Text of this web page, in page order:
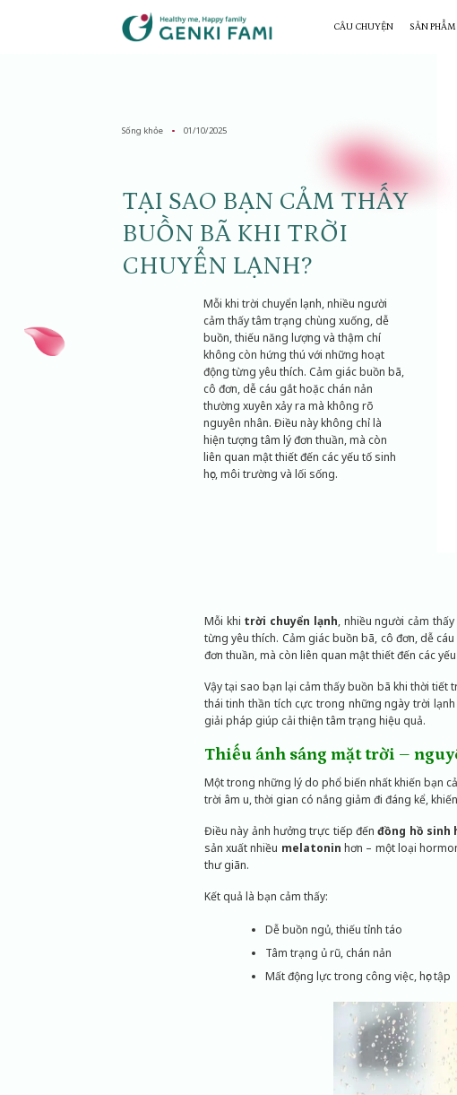
CÂU CHUYỆN SẢN PHẨM
Sống khỏe 01/10/2025
TẠI SAO BẠN CẢM THẤY
BUỒN BÃ KHI TRỜI
CHUYỂN LẠNH?
Mỗi khi trời chuyển lạnh, nhiều người
cảm thấy tâm trạng chùng xuống, dễ
buồn, thiếu năng lượng và thậm chí
không còn hứng thú với những hoạt
động từng yêu thích. Cảm giác buồn bã,
cô đơn, dễ cáu gắt hoặc chán nản
thường xuyên xảy ra mà không rõ
nguyên nhân. Điều này không chỉ là
hiện tượng tâm lý đơn thuần, mà còn
liên quan mật thiết đến các yếu tố sinh
học, môi trường và lối sống.
Mỗi khi trời chuyển lạnh, nhiều người cảm
từng yêu thích. Cảm giác buồn bã, cô đơn, dễ
đơn thuần, mà còn liên quan mật thiết đến các
Vậy tại sao bạn lại cảm thấy buồn bã khi thời tiết
thái tinh thần tích cực trong những ngày trời
giải pháp giúp cải thiện tâm trạng hiệu quả.
Thiếu ánh sáng mặt trời –
Một trong những lý do phổ biến nhất khiến bạn
trời âm u, thời gian có nắng giảm đi đáng kể,
Điều này ảnh hưởng trực tiếp đếnđồng hồ sinh
sản xuất nhiều melatonin hơn – một loại
thư giãn.
Kết quả là bạn cảm thấy:
Dễ buồn ngủ, thiếu tỉnh táo
Tâm trạng ủ rũ, chán nản
Mất động lực trong công việc, học tập